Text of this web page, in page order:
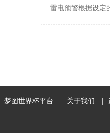
雷电预警根据设定
梦图世界杯平台 关于我们